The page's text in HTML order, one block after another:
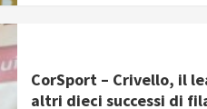
CorSport – Crivello, il
altri dieci successi di